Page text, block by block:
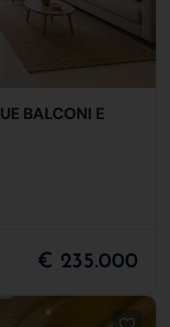
BALCONI E
€ 235.000